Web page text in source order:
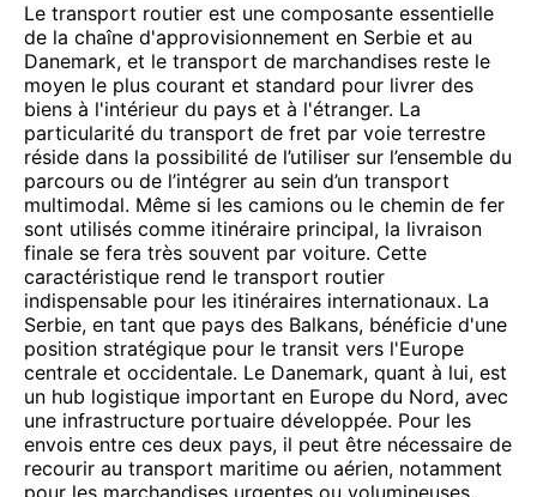
Le transport routier est une composante essentielle
de la chaîne d'approvisionnement en Serbie et au
Danemark, et le transport de marchandises reste le
moyen le plus courant et standard pour livrer des
biens à l'intérieur du pays et à l'étranger. La
particularité du transport de fret par voie terrestre
réside dans la possibilité de l’utiliser sur l’ensemble du
parcours ou de l’intégrer au sein d’un transport
multimodal. Même si les camions ou le chemin de fer
sont utilisés comme itinéraire principal, la livraison
finale se fera très souvent par voiture. Cette
caractéristique rend le transport routier
indispensable pour les itinéraires internationaux. La
Serbie, en tant que pays des Balkans, bénéficie d'une
position stratégique pour le transit vers l'Europe
centrale et occidentale. Le Danemark, quant à lui, est
un hub logistique important en Europe du Nord, avec
une infrastructure portuaire développée. Pour les
envois entre ces deux pays, il peut être nécessaire de
recourir au transport maritime ou aérien, notamment
pour les marchandises urgentes ou volumineuses.